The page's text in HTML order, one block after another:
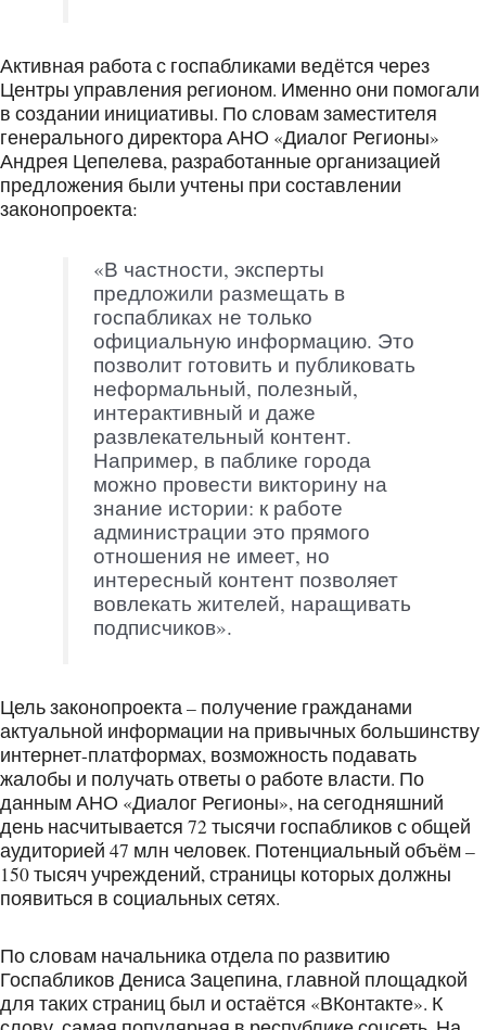
Активная работа с госпабликами ведётся через
Центры управления регионом. Именно они помогали
в создании инициативы. По словам заместителя
генерального директора АНО «Диалог Регионы»
Андрея Цепелева, разработанные организацией
предложения были учтены при составлении
законопроекта:
«В частности, эксперты
предложили размещать в
госпабликах не только
официальную информацию. Это
позволит готовить и публиковать
неформальный, полезный,
интерактивный и даже
развлекательный контент.
Например, в паблике города
можно провести викторину на
знание истории: к работе
администрации это прямого
отношения не имеет, но
интересный контент позволяет
вовлекать жителей, наращивать
подписчиков».
Цель законопроекта – получение гражданами
актуальной информации на привычных большинству
интернет-платформах, возможность подавать
жалобы и получать ответы о работе власти. По
данным АНО «Диалог Регионы», на сегодняшний
день насчитывается 72 тысячи госпабликов с общей
аудиторией 47 млн человек. Потенциальный объём –
150 тысяч учреждений, страницы которых должны
появиться в социальных сетях.
По словам начальника отдела по развитию
Госпабликов Дениса Зацепина, главной площадкой
для таких страниц был и остаётся «ВКонтакте». К